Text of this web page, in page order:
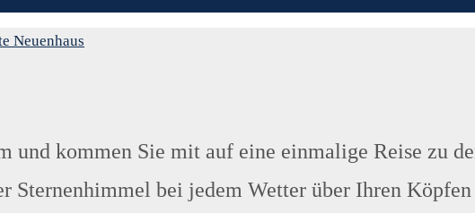
und kommen Sie mit auf eine einmalige Reise zu
Sternenhimmel bei jedem Wetter über Ihren